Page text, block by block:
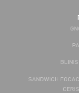
SANDWICH